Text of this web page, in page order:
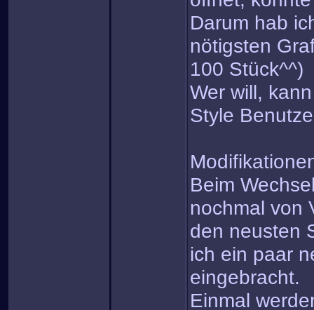
Darum hab
nötigsten
100 Stück^^)
Wer will,
Style
Beim
nochmal von
den neusten
ich ein paar
eingebracht.
Einmal